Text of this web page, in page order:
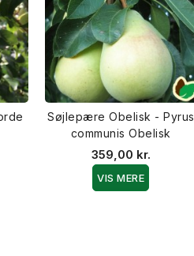
Søjlepære Obelisk - Pyrus
communis Obelisk
359,00 kr.
VIS MERE